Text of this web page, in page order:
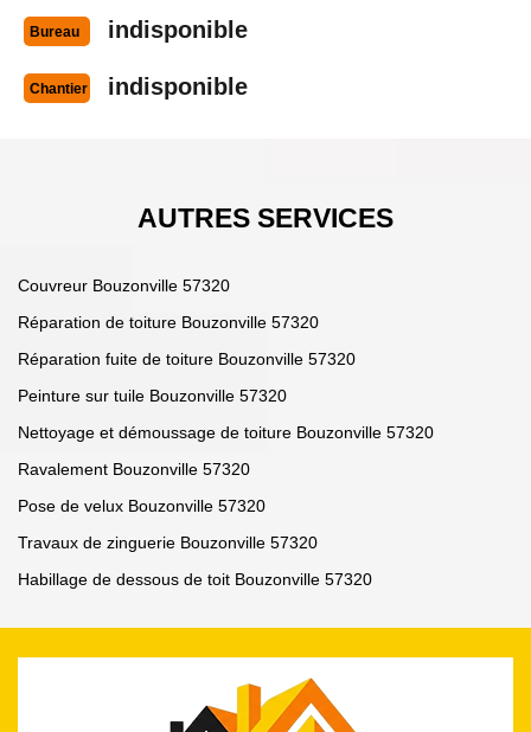
Bureau indisponible
Chantier indisponible
AUTRES SERVICES
Couvreur Bouzonville 57320
Réparation de toiture Bouzonville 57320
Réparation fuite de toiture Bouzonville 57320
Peinture sur tuile Bouzonville 57320
Nettoyage et démoussage de toiture Bouzonville 57320
Ravalement Bouzonville 57320
Pose de velux Bouzonville 57320
Travaux de zinguerie Bouzonville 57320
Habillage de dessous de toit Bouzonville 57320